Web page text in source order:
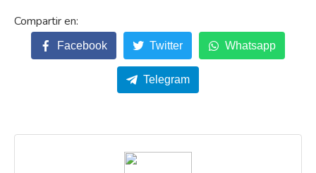
Facebook Twitter Whatsapp
Telegram